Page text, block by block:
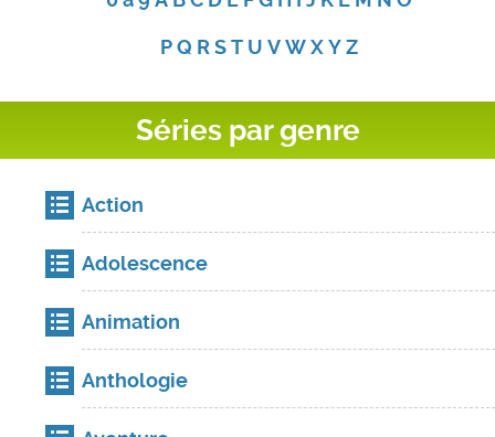
P Q R S T U V W X Y Z
Séries par genre
Action
Adolescence
Animation
Anthologie